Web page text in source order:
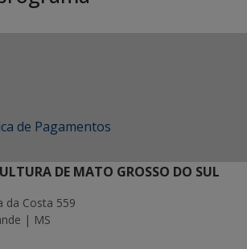
de Pagamentos
DE MATO GROSSO DO SUL
da Costa 559
| MS